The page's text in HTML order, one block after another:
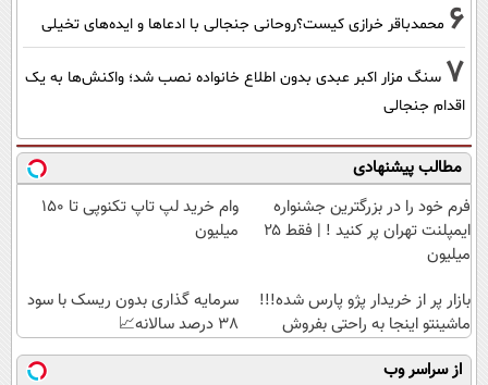
6 محمدباقر خرازی کیست؟روحانی جنجالی با ادعاها و ایده‌های تخیلی
7 سنگ مزار اکبر عبدی بدون اطلاع خانواده نصب شد؛ واکنش‌ها به یک
اقدام جنجالی
مطالب پیشنهادی
فرم خود را در بزرگترین جشنواره
ایمپلنت تهران پر کنید ! | فقط ۲۵
میلیون
وام خرید لپ تاپ تکنوپی تا 150
میلیون
بازار پر از خریدار پژو پارس شده!!!
ماشینتو اینجا به راحتی بفروش
سرمایه گذاری بدون ریسک با سود
38 درصد سالانه📈
از سراسر وب